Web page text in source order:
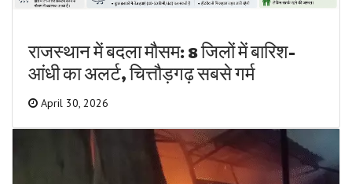
राजस्थान में बदला मौसम: 8 जिलों में बारिश-
आंधी का अलर्ट, चित्तौड़गढ़ सबसे गर्म
April 30, 2026